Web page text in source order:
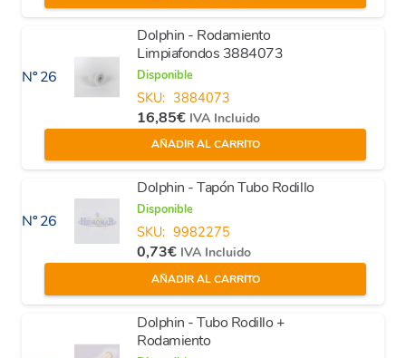
Nº 26
Dolphin - Rodamiento
Limpiafondos 3884073
Disponible
SKU: 3884073
16,85€ IVA Incluido
AÑADIR AL CARRITO
Nº 26
Dolphin - Tapón Tubo Rodillo
Disponible
SKU: 9982275
0,73€ IVA Incluido
AÑADIR AL CARRITO
Dolphin - Tubo Rodillo +
Rodamiento